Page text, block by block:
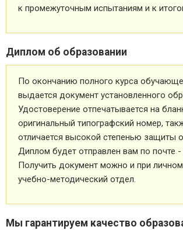
к промежуточным испытаниям и к
Диплом об образовании
По окончанию полного курса
выдается документ установленного
Удостоверение отпечатывается на
оригинальный типографский номер,
отличается высокой степенью защиты
Диплом будет отправлен вам по почте
Получить документ можно и при
учебно-методический отдел.
Мы гарантируем качество